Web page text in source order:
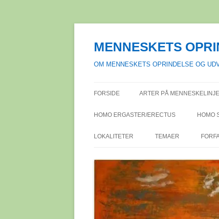
MENNESKETS
OM MENNESKETS OPRINDELSE OG
FORSIDE ARTER PÅ
HOMO ERGASTER/ERECTUS HOMO
LOKALITETER
DANMARK BISLEV
EUROPA
MELLEMØSTEN ÇATAL
TEMAER
ALKOHOL I DEN
KULTUR
DEN MODERNE